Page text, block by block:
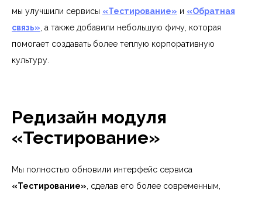
мы улучшили сервисы «Тестирование» и «Обратная
связь» , а также добавили небольшую фичу, которая
помогает создавать более теплую корпоративную
культуру.
Редизайн модуля
«Тестирование»
Мы полностью обновили интерфейс сервиса
«Тестирование» , сделав его более современным,